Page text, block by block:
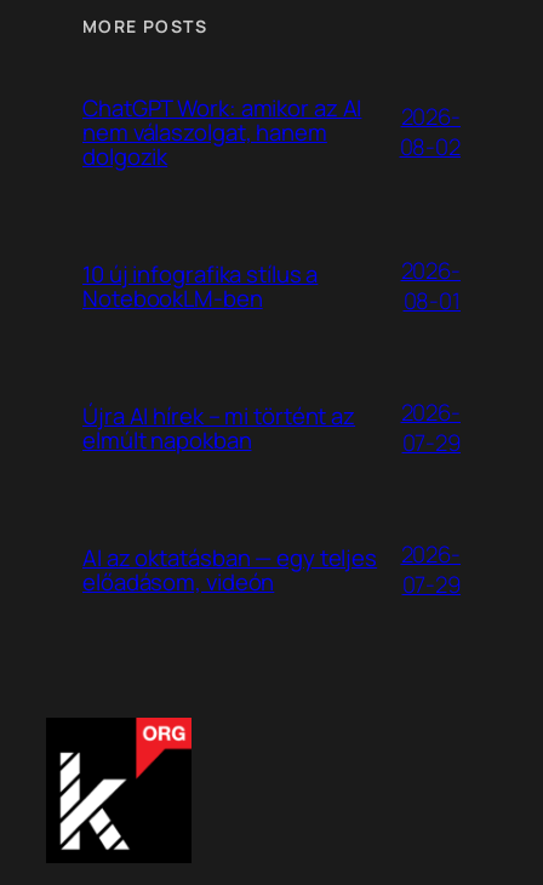
MORE POSTS
ChatGPT Work: amikor az AI
nem válaszolgat, hanem
dolgozik
2026-
08-02
10 új infografika stílus a
NotebookLM-ben
2026-
08-01
Újra AI hírek – mi történt az
elmúlt napokban
2026-
07-29
AI az oktatásban — egy teljes
előadásom, videón
2026-
07-29